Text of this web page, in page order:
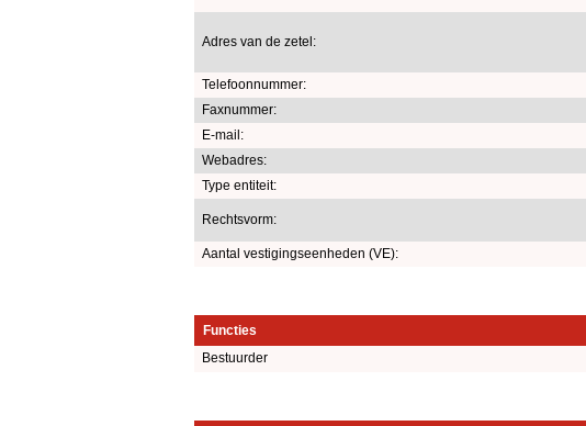
Adres van de zetel:
Telefoonnummer:
Faxnummer:
E-mail:
Webadres:
Type entiteit:
Rechtsvorm:
Aantal vestigingseenheden (VE):
Functies
Bestuurder